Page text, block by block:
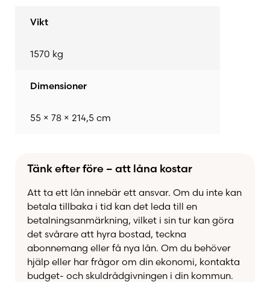
lägre uppvärmningskostnader.
Fördelar med Tulikivi Salvo S 21:
Stor och elegant täljstenskamin för effektiv
Anpassningsbar design med släta eller Grafia-
Kvadratisk eldstadslucka med generös insyn till
lågorna
Idealisk för större rum och lågenergihus
Tulikivi Salvo S 21– en kraftfull och vacker
värmekälla som lyfter ditt hem både funktionellt
och estetiskt.
Vikt
1570 kg
Dimensioner
55 × 78 × 214,5 cm
Tänk efter före – att låna kostar
Att ta ett lån innebär ett ansvar. Om du inte kan
betala tillbaka i tid kan det leda till en
betalningsanmärkning, vilket i sin tur kan göra
det svårare att hyra bostad, teckna
abonnemang eller få nya lån. Om du behöver
hjälp eller har frågor om din ekonomi, kontakta
budget- och skuldrådgivningen i din kommun.